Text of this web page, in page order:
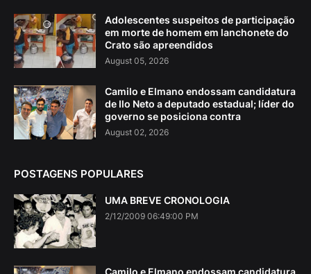
Adolescentes suspeitos de participação
em morte de homem em lanchonete do
Crato são apreendidos
August 05, 2026
Camilo e Elmano endossam candidatura
de Ilo Neto a deputado estadual; líder do
governo se posiciona contra
August 02, 2026
POSTAGENS POPULARES
UMA BREVE CRONOLOGIA
2/12/2009 06:49:00 PM
Camilo e Elmano endossam candidatura